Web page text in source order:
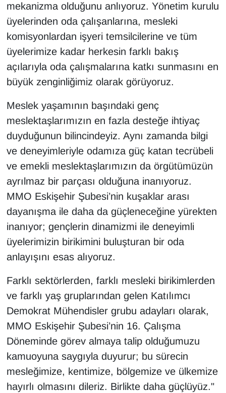
mekanizma olduğunu anlıyoruz. Yönetim kurulu
üyelerinden oda çalışanlarına, mesleki
komisyonlardan işyeri temsilcilerine ve tüm
üyelerimize kadar herkesin farklı bakış
açılarıyla oda çalışmalarına katkı sunmasını en
büyük zenginliğimiz olarak görüyoruz.
Meslek yaşamının başındaki genç
meslektaşlarımızın en fazla desteğe ihtiyaç
duyduğunun bilincindeyiz. Aynı zamanda bilgi
ve deneyimleriyle odamıza güç katan tecrübeli
ve emekli meslektaşlarımızın da örgütümüzün
ayrılmaz bir parçası olduğuna inanıyoruz.
MMO Eskişehir Şubesi’nin kuşaklar arası
dayanışma ile daha da güçleneceğine yürekten
inanıyor; gençlerin dinamizmi ile deneyimli
üyelerimizin birikimini buluşturan bir oda
anlayışını esas alıyoruz.
Farklı sektörlerden, farklı mesleki birikimlerden
ve farklı yaş gruplarından gelen Katılımcı
Demokrat Mühendisler grubu adayları olarak,
MMO Eskişehir Şubesi’nin 16. Çalışma
Döneminde görev almaya talip olduğumuzu
kamuoyuna saygıyla duyurur; bu sürecin
mesleğimize, kentimize, bölgemize ve ülkemize
hayırlı olmasını dileriz. Birlikte daha güçlüyüz."